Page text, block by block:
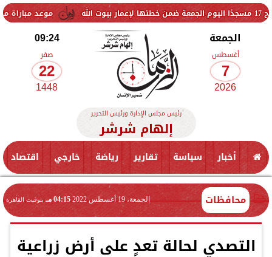
موعد مباراة مصر وإسبانيا
الجمعة
أغسطس
7
2026
09:24
صفر
22
1448
رئيس مجلس الإدارة ورئيس التحرير
إلهام شرشر
أخبار سياسة تقارير رياضة خارجي اقتصاد
محافظات الجمعة، 19 أغسطس 2022 04:15 مـ بتوقيت القاهرة
التصدي لحالة تعدٍ على أرض زراعية